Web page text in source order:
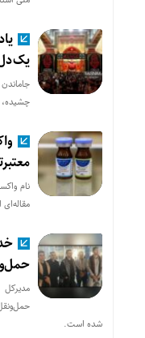
یک
چشیده،
شده است.